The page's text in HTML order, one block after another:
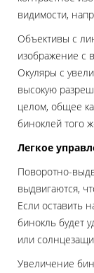
видимости,
Объективы с
изображение с
Окуляры с
высокую
целом, общее
биноклей того
Легкое
Поворотно-
выдвигаются,
Если оставить
бинокль будет
или
Увеличение